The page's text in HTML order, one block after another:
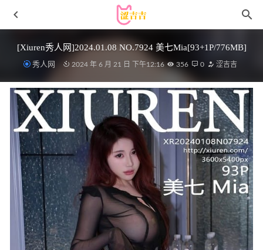
[Xiuren秀人网]2024.01.08 NO.7924 美七Mia[93+1P/776MB]
秀人网 2024 年 6 月 21 日 下午12:16 356 0 涩吉吉
咬一口兔娘 – NO.179 10月作品 绝区零 猫宫又奈 [75P1V-
1.69GB] 2024-12-01
[Ugirls尤果网]爱尤物 2022.01.03 No.2249 微胖的小狐狸
2023-01-20
[Xiuren秀人网]2024.05.16 NO.8551 林月月[81+1P/866MB]
2024-10-21